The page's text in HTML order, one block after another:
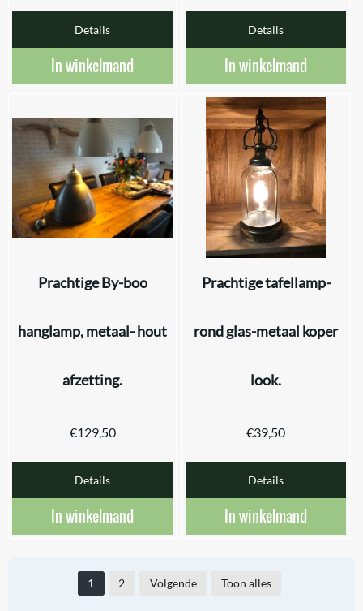
Details
In winkelmand
Details
In winkelmand
Prachtige By-boo
hanglamp, metaal- hout
afzetting.
€129,50
Details
In winkelmand
Prachtige tafellamp-
rond glas-metaal koper
look.
€39,50
Details
In winkelmand
1 2 Volgende Toon alles